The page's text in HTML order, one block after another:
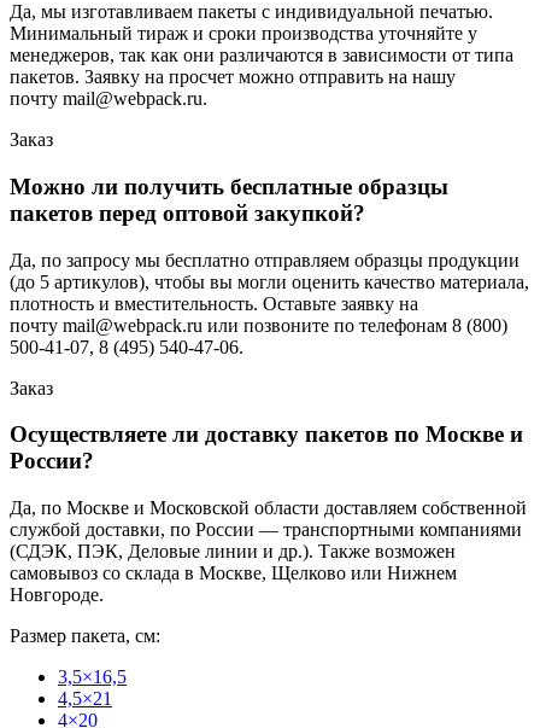
Да, мы изготавливаем пакеты с индивидуальной печатью.
Минимальный тираж и сроки производства уточняйте у
менеджеров, так как они различаются в зависимости от типа
пакетов. Заявку на просчет можно отправить на нашу
почту mail@webpack.ru.
Заказ
Можно ли получить бесплатные образцы
пакетов перед оптовой закупкой?
Да, по запросу мы бесплатно отправляем образцы продукции
(до 5 артикулов), чтобы вы могли оценить качество материала,
плотность и вместительность. Оставьте заявку на
почту mail@webpack.ru или позвоните по телефонам 8 (800)
500-41-07, 8 (495) 540-47-06.
Заказ
Осуществляете ли доставку пакетов по Москве и
России?
Да, по Москве и Московской области доставляем собственной
службой доставки, по России — транспортными компаниями
(СДЭК, ПЭК, Деловые линии и др.). Также возможен
самовывоз со склада в Москве, Щелково или Нижнем
Новгороде.
Размер пакета, см:
3,5×16,5
4,5×21
4×20